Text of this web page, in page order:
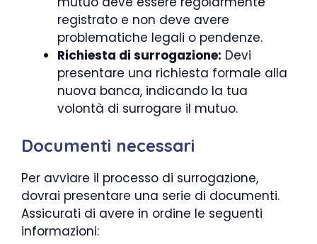
registrato e non deve avere
problematiche legali o pendenze.
Richiesta di surrogazione: Devi
presentare una richiesta formale alla
nuova banca, indicando la tua
volontà di surrogare il mutuo.
Documenti necessari
Per avviare il processo di surrogazione,
dovrai presentare una serie di documenti.
Assicurati di avere in ordine le seguenti
informazioni: